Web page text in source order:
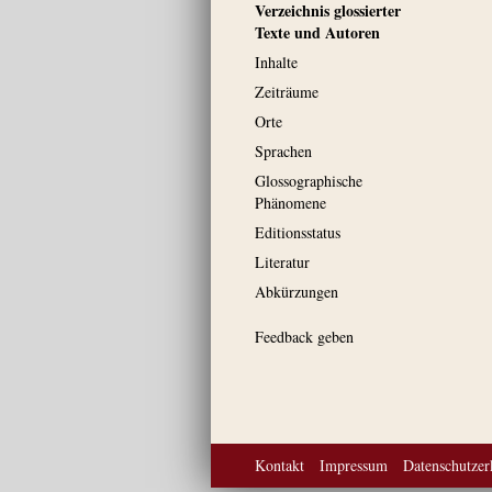
Verzeichnis glossierter
Texte und Autoren
Inhalte
Zeiträume
Orte
Sprachen
Glossographische
Phänomene
Editionsstatus
Literatur
Abkürzungen
Feedback geben
Kontakt Impressum